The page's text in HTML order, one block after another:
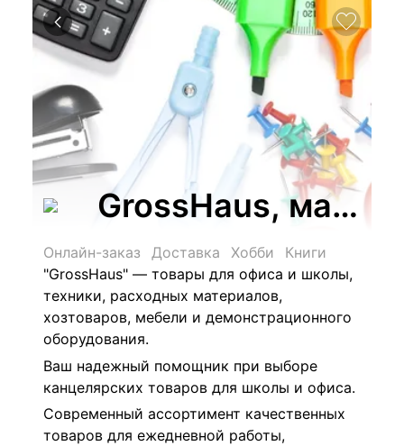
GrossHaus,
Онлайн-заказ Доставка Хобби
Книги
"GrossHaus" — товары для офиса и школы,
техники, расходных материалов,
хозтоваров, мебели и демонстрационного
оборудования.
Ваш надежный помощник при выборе
канцелярских товаров для школы и офиса.
Современный ассортимент качественных
товаров для ежедневной работы,